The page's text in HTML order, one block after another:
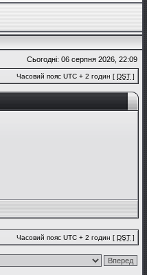
Сьогодні: 06 серпня 2026, 22:09
Часовий пояс UTC + 2 годин [ DST ]
Часовий пояс UTC + 2 годин [ DST ]